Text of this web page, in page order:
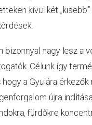
kívül két
nagy lesz a
Célunk így
a Gyulára
újra
fürdőkre